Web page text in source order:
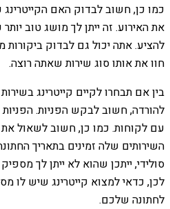
כמו כן, חשוב לבדוק האם
את האירוע. זה ייתן לך מושג טוב
להציע. אתה יכול גם לבדוק ביקורות
חוו את אותו סוג שירות שאתה רוצה.
בין אם תבחרו לקיים קייטרינג
להורדה, חשוב לבקש הפניות. הפניות
עם לקוחות. כמו כן, חשוב לשאול את
השירותים שלה זמינים בתאריך
סולידי, ייתכן שהוא לא ייתן לך
לכן, כדאי למצוא קייטרינג שיש לו
לחתונה שלכם.